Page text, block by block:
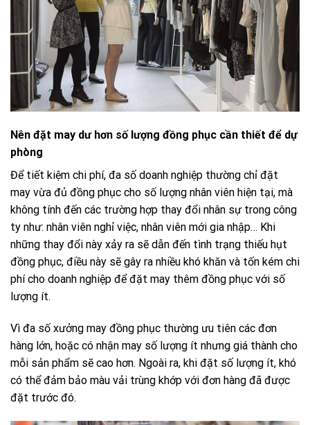
Nên đặt may dư hơn số lượng đồng phục cần thiết để dự
phòng
Để tiết kiệm chi phí, đa số doanh nghiệp thường chỉ đặt
may vừa đủ đồng phục cho số lượng nhân viên hiện tại, mà
không tính đến các trường hợp thay đổi nhân sự trong công
ty như: nhân viên nghỉ việc, nhân viên mới gia nhập… Khi
những thay đổi này xảy ra sẽ dẫn đến tình trạng thiếu hụt
đồng phục, điều này sẽ gây ra nhiều khó khăn và tốn kém chi
phí cho doanh nghiệp để đặt may thêm đồng phục với số
lượng ít.
Vì đa số xưởng may đồng phục thường ưu tiên các đơn
hàng lớn, hoặc có nhận may số lượng ít nhưng giá thành cho
mỗi sản phẩm sẽ cao hơn. Ngoài ra, khi đặt số lượng ít, khó
có thể đảm bảo màu vải trùng khớp với đơn hàng đã được
đặt trước đó.